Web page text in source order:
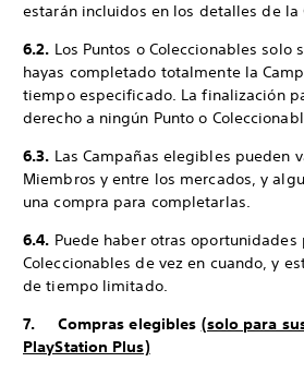
estarán incluidos en los detalles de la
6.2. Los Puntos o Coleccionables solo
hayas completado totalmente la
tiempo especificado. La finalización
derecho a ningún Punto o
6.3. Las Campañas elegibles pueden
Miembros y entre los mercados, y
una compra para completarlas.
6.4. Puede haber otras oportunidades
Coleccionables de vez en cuando, y
de tiempo limitado.
7. Compras elegibles (solo para
PlayStation Plus)